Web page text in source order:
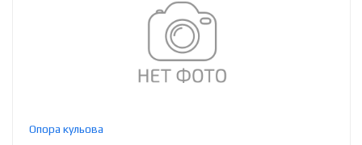
Опора кульова